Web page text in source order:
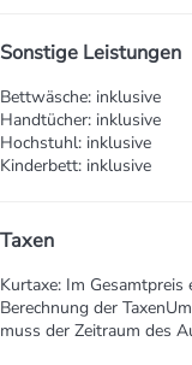
Sonstige Leistungen
Bettwäsche: inklusive
Handtücher: inklusive
Hochstuhl: inklusive
Kinderbett: inklusive
Taxen
Kurtaxe: Im Gesamtpreis
Berechnung der Taxen
muss der Zeitraum des